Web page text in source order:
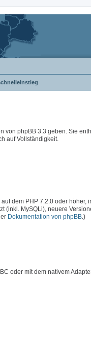
von phpBB 3.3 geben. Sie
auf Vollständigkeit.
dem PHP 7.2.0 oder
(inkl. MySQLi), neuere
Dokumentation von phpBB .)
oder mit dem nativem